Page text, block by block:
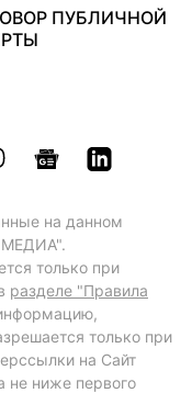
ПУБЛИЧНОЙ
на данном
МЕДИА".
только при
разделе "Правила
только при
на Сайт
не ниже первого